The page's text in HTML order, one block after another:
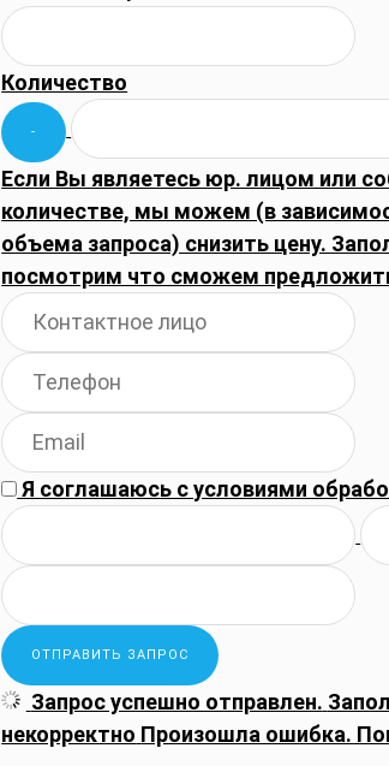
Количество
Если Вы являетесь юр. лицом или
количестве, мы можем (в
объема запроса) снизить цену.
посмотрим что сможем
Я соглашаюсь сусловиями
Запрос успешно отправлен.
некорректно Произошла ошибка.